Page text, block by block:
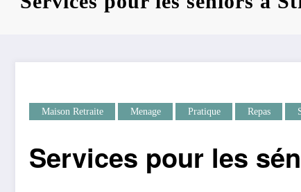
Maison Retraite Menage Pratique Repas
Services pour les